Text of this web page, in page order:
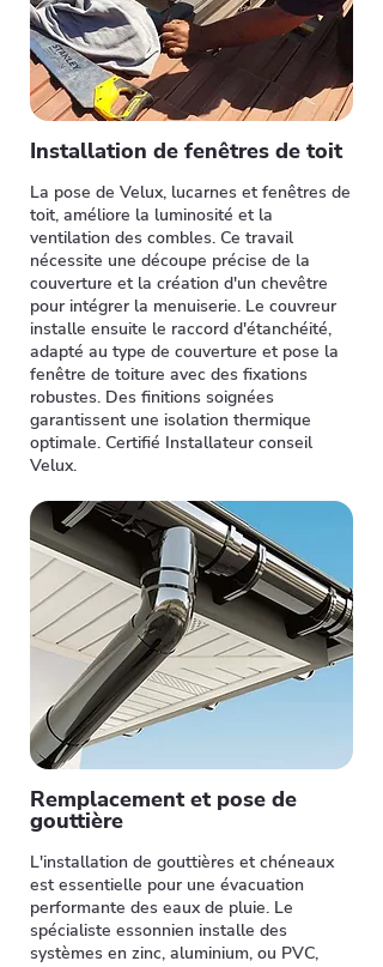
Installation de fenêtres de toit
La pose de Velux, lucarnes et fenêtres de
toit, améliore la luminosité et la
ventilation des combles. Ce travail
nécessite une découpe précise de la
couverture et la création d'un chevêtre
pour intégrer la menuiserie. Le couvreur
installe ensuite le raccord d'étanchéité,
adapté au type de couverture et pose la
fenêtre de toiture avec des fixations
robustes. Des finitions soignées
garantissent une isolation thermique
optimale. Certifié Installateur conseil
Velux.
Remplacement et pose de
gouttière
L'installation de gouttières et chéneaux
est essentielle pour une évacuation
performante des eaux de pluie. Le
spécialiste essonnien installe des
systèmes en zinc, aluminium, ou PVC,